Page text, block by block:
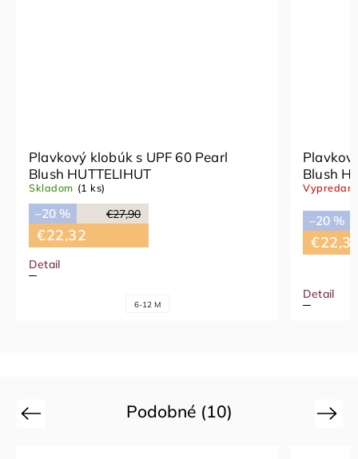
Plavkový klobúk s UPF 60 Pearl
Blush HUTTELIHUT
Skladom (1 ks)
€27,90
–20 %
€22,32
Detail
6-12 M
Blush
–20 %
Detail
Podobné (10)
Previous Next